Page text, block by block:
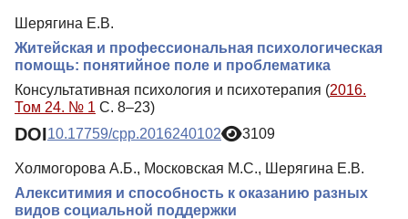
Шерягина Е.В.
Житейская и профессиональная психологическая
помощь: понятийное поле и проблематика
Консультативная психология и психотерапия (2016.
Том 24. № 1 С. 8–23)
DOI10.17759/cpp.2016240102 3109
Холмогорова А.Б., Московская М.С., Шерягина Е.В.
Алекситимия и способность к оказанию разных
видов социальной поддержки